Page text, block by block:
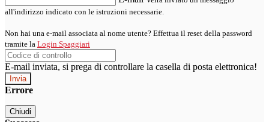
all'indirizzo indicato con le istruzioni necessarie.
Non hai una e-mail associata al nome utente? Effettua il reset della password
tramite la Login Spaggiari
E-mail inviata, si prega di controllare la casella di posta elettronica!
Errore
Chiudi